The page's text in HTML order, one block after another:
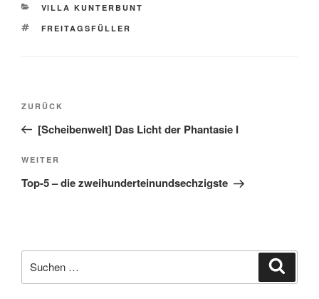
KATEGORIEN
VILLA KUNTERBUNT
SCHLAGWÖRTER
FREITAGSFÜLLER
Beitragsnavigation
Vorheriger
Beitrag
ZURÜCK
[Scheibenwelt] Das Licht der Phantasie I
Nächster
Beitrag
WEITER
Top-5 – die zweihunderteinundsechzigste
nach: